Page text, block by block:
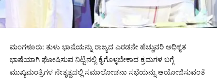
ಮಂಗಳೂರು: ತುಳು ಭಾಷೆಯನ್ನು ರಾಜ್ಯದ ಎರಡನೇ ಹೆಚ್ಚುವರಿ ಅಧಿಕೃತ
ಭಾಷೆಯಾಗಿ ಘೋಷಿಸುವ ನಿಟ್ಟಿನಲ್ಲಿ ಕೈಗೊಳ್ಳಬೇಕಾದ ಕ್ರಮಗಳ ಬಗ್ಗೆ
ಮುಖ್ಯಮಂತ್ರಿಗಳ ನೇತೃತ್ವದಲ್ಲಿ ಸಮಾಲೋಚನಾ ಸಭೆಯನ್ನು ಆಯೋಜಿಸುವಂತೆ